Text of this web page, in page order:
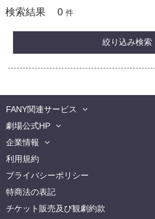
検索結果 0 件
絞り込み検索
FANY関連サービス
劇場公式HP
企業情報
利用規約
プライバシーポリシー
特商法の表記
チケット販売及び観劇約款